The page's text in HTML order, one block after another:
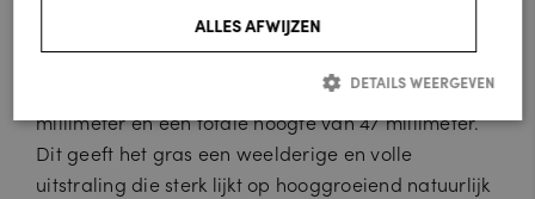
Wat is de poolhoogte van de Milaan 45?
De Milaan 45 heeft een poolhoogte van 45
millimeter en een totale hoogte van 47 millimeter.
Dit geeft het gras een weelderige en volle
uitstraling die sterk lijkt op hooggroeiend natuurlijk
ALLES AFWIJZEN
DETAILS WEERGEVEN
Strikt noodzakelijk Prestatie Targeting Functioneel